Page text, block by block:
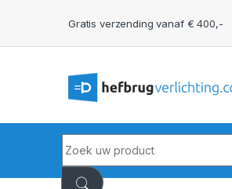
Gratis verzending vanaf € 400,-